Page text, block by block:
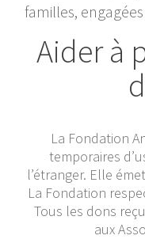
familles,
Aider à
La Fondation
temporaires
l’étranger. Elle
La Fondation
Tous les dons
aux